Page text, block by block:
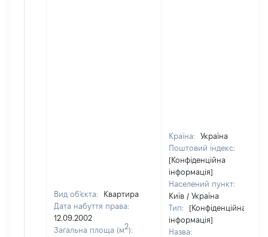
Вид об'єкта:
Квартира
Дата набуття права:
12.09.2002
Загальна площа (м2):
Країна:
Україна
Поштовий індекс:
[Конфіденційна
інформація]
Населений пункт:
Київ / Україна
Тип:
[Конфіденційна
інформація]
Назва: